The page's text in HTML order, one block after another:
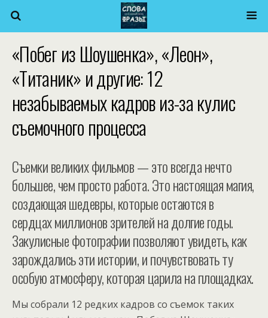
«Побег из Шоушенка», «Леон»,
«Титаник» и другие: 12
незабываемых кадров из-за кулис
съемочного процесса
Съемки великих фильмов — это всегда нечто
большее, чем просто работа. Это настоящая магия,
создающая шедевры, которые остаются в
сердцах миллионов зрителей на долгие годы.
Закулисные фотографии позволяют увидеть, как
зарождались эти истории, и почувствовать ту
особую атмосферу, которая царила на площадках.
Мы собрали 12 редких кадров со съемок таких